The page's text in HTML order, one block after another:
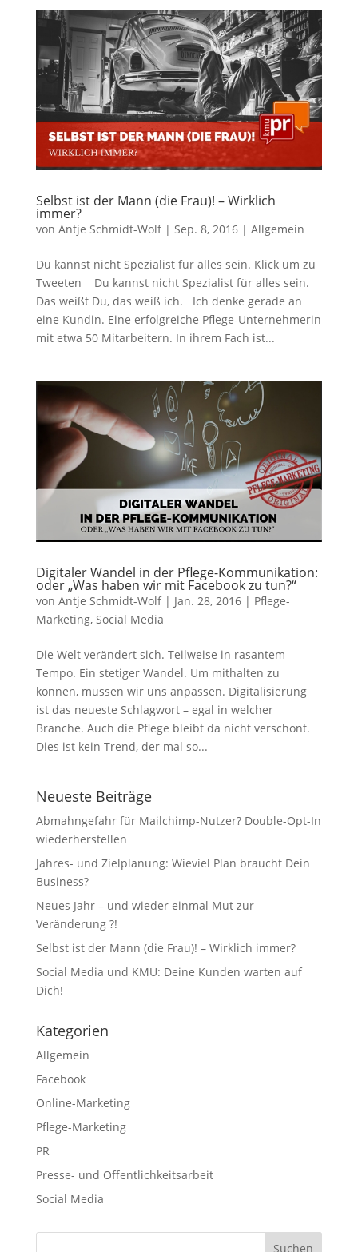
Selbst ist der Mann (die Frau)! – Wirklich
immer?
von Antje Schmidt-Wolf| Sep. 8, 2016| Allgemein
Du kannst nicht Spezialist für alles sein. Klick um zu
Tweeten Du kannst nicht Spezialist für alles sein.
Das weißt Du, das weiß ich. Ich denke gerade an
eine Kundin. Eine erfolgreiche Pflege-Unternehmerin
mit etwa 50 Mitarbeitern. In ihrem Fach ist...
Digitaler Wandel in der Pflege-Kommunikation:
oder „Was haben wir mit Facebook zu tun?“
von Antje Schmidt-Wolf| Jan. 28, 2016| Pflege-
Marketing, Social Media
Die Welt verändert sich. Teilweise in rasantem
Tempo. Ein stetiger Wandel. Um mithalten zu
können, müssen wir uns anpassen. Digitalisierung
ist das neueste Schlagwort – egal in welcher
Branche. Auch die Pflege bleibt da nicht verschont.
Dies ist kein Trend, der mal so...
Neueste Beiträge
Abmahngefahr für Mailchimp-Nutzer? Double-Opt-In
wiederherstellen
Jahres- und Zielplanung: Wieviel Plan braucht Dein
Business?
Neues Jahr – und wieder einmal Mut zur
Veränderung ?!
Selbst ist der Mann (die Frau)! – Wirklich immer?
Social Media und KMU: Deine Kunden warten auf
Dich!
Kategorien
Allgemein
Facebook
Online-Marketing
Pflege-Marketing
PR
Presse- und Öffentlichkeitsarbeit
Social Media